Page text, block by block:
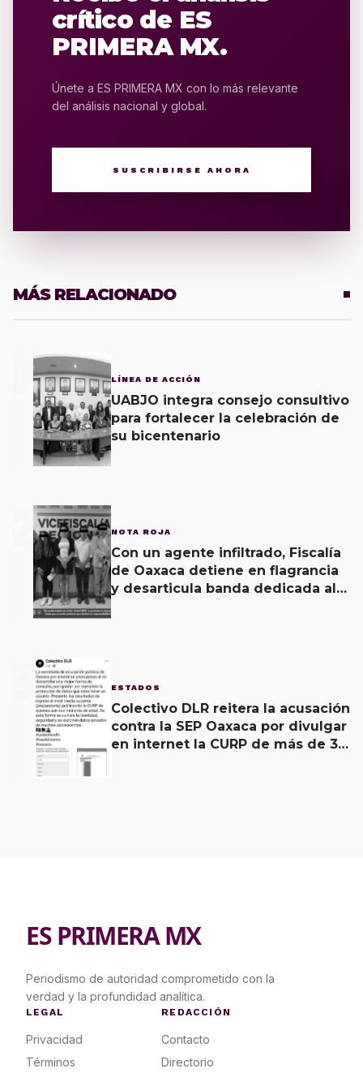
crítico de ES
PRIMERA MX.
Únete a ES PRIMERA MX con lo más relevante
del análisis nacional y global.
SUSCRIBIRSE AHORA
MÁS RELACIONADO
LÍNEA DE ACCIÓN
UABJO integra consejo consultivo
para fortalecer la celebración de
su bicentenario
2 NOTA ROJA
Con un agente infiltrado, Fiscalía
de Oaxaca detiene en flagrancia
y desarticula banda dedicada al
3 ESTADOS
Colectivo DLR reitera la acusación
contra la SEP Oaxaca por divulgar
en internet la CURP de más de 30
ES PRIMERA MX
Periodismo de autoridad comprometido con la
verdad y la profundidad analítica.
LEGAL
Privacidad
Términos
REDACCIÓN
Contacto
Directorio